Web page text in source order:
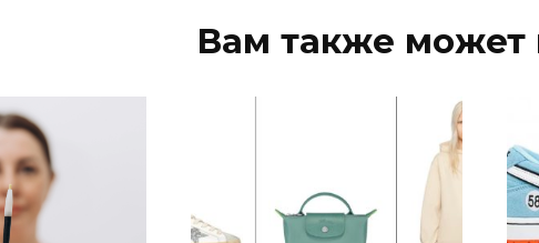
Вам также может